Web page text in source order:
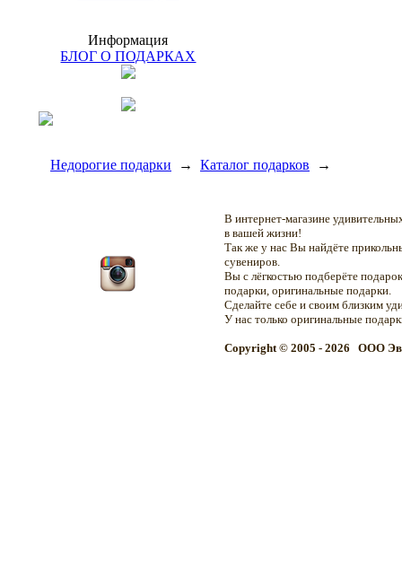
Информация
БЛОГ О ПОДАРКАХ
Недорогие подарки → Каталог подарков →
В интернет-магазине
в вашей жизни!
Так же у нас Вы найдёте
сувениров.
Вы с лёгкостью подберёте
подарки, оригинальные подарки.
Сделайте себе и своим близким
У нас только оригинальные
Copyright © 2005 - 2026 OOO